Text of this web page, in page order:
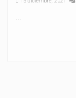
...